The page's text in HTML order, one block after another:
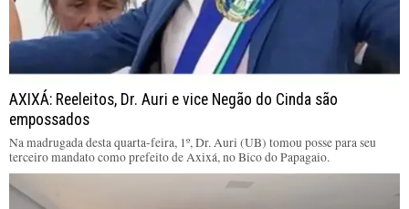
AXIXÁ: Reeleitos, Dr. Auri e vice Negão do Cinda são
empossados
Na madrugada desta quarta-feira, 1º, Dr. Auri (UB) tomou posse para seu
terceiro mandato como prefeito de Axixá, no Bico do Papagaio.